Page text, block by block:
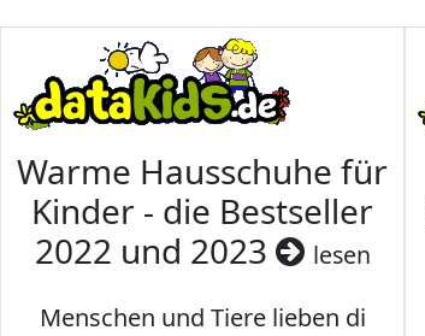
Warme Hausschuhe für
Kinder - die Bestseller
2022 und 2023
lesen
Menschen und Tiere lieben di